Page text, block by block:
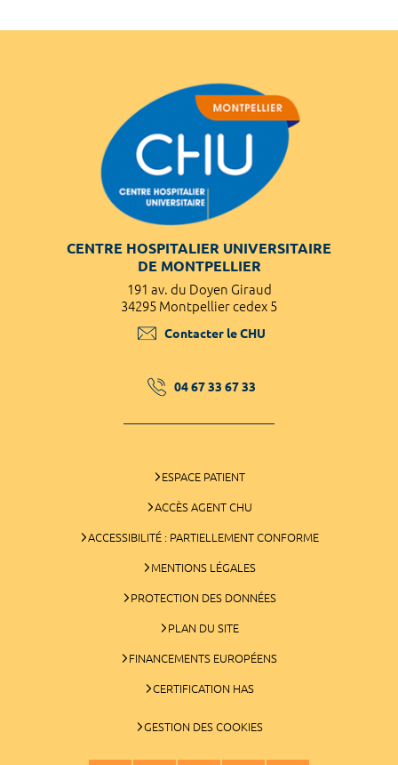
CENTRE HOSPITALIER UNIVERSITAIRE
DE MONTPELLIER
191 av. du Doyen Giraud
34295 Montpellier cedex 5
Contacter le CHU
04 67 33 67 33
ESPACE PATIENT
ACCÈS AGENT CHU
ACCESSIBILITÉ : PARTIELLEMENT CONFORME
MENTIONS LÉGALES
PROTECTION DES DONNÉES
PLAN DU SITE
FINANCEMENTS EUROPÉENS
CERTIFICATION HAS
GESTION DES COOKIES